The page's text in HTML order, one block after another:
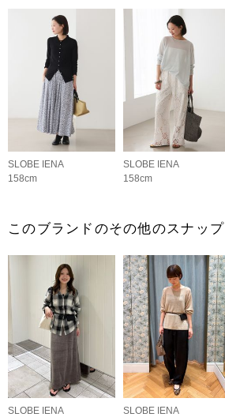
SLOBE IENA
158cm
SLOBE IENA
158cm
このブランドのその他のスナップ
SLOBE IENA
SLOBE IENA